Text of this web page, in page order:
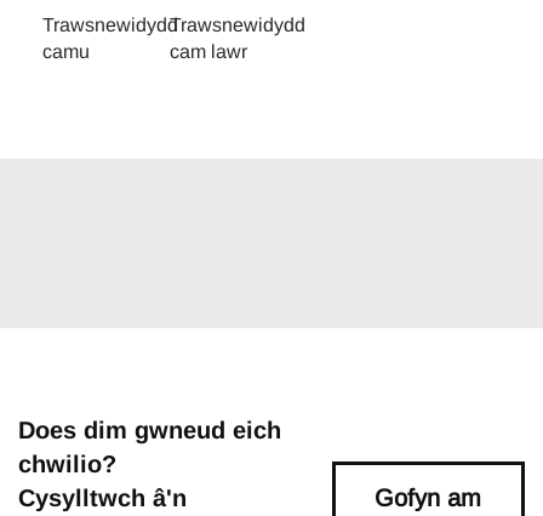
Trawsnewidydd
camu
Trawsnewidydd
cam lawr
Does dim gwneud eich
chwilio?
Cysylltwch â'n
Gofyn am